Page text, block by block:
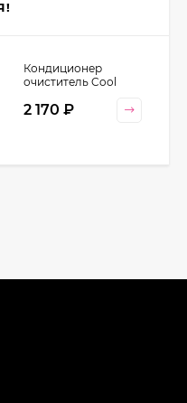
Кондиционер
очиститель Cool
Cosmetics, 130 гр
2 170 ₽